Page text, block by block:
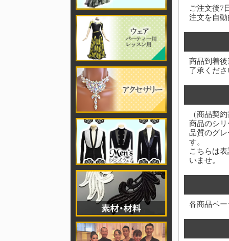
ご注文後7
注文を自
商品到着
了承くだ
（商品契
商品のシ
品質のグ
す。
こちらは
いませ。
各商品ペ